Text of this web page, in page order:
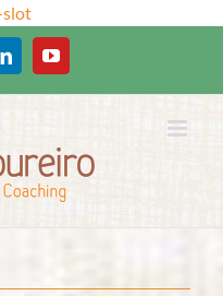
slotIr
para
conteúdo
LinkedInYouTube